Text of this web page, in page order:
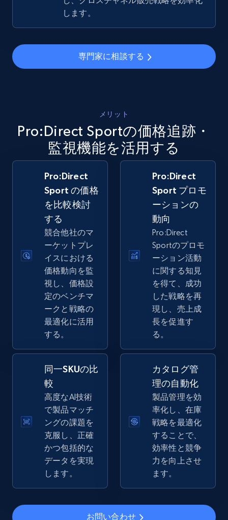
price, Final price, Discount percent, and more.
Amazon sellers info
Seller id, URL, Seller name, Description, Detailed
info, Stars, Feedbacks, Return policy, and more.
URL, Product id, Title, Seller name, Seller rating,
Seller reviews, Breadcrumbs, Root category, and
more.
2.5K+ 359+ 今すぐ始める
eBay - Gather data on products using
URL, Product id, Title, Seller name, Seller rating,
Seller reviews, Breadcrumbs, Root category, and
more.
2.5K+ 359+ 今すぐ始める
eBay - Collect products from shops on eBay
Seller reviews, Breadcrumbs, Root category, and
します。
専門家に相談する
メリット
Pro:Direct Sportの価格追跡・
監視機能を活用する
Pro:Direct
Sport の価格
を比較検討
する
競合他社のマ
ーケットプレ
イスにおける
価格動向を監
視し、価格設
定のベンチマ
ークと戦略の
最適化に活用
する。
Pro:Direct
Sport プロモ
ーションの
動向
Pro:Direct
Sportのプロモ
ーション活動
に関する知見
を得て、成功
した戦略を再
現し、売上成
長を促進す
る。
同一SKUの比
較
高度なAI技術
で製品マッチ
ングの課題を
克服し、正確
かつ包括的な
データを実現
します。
カタログ管
理の自動化
製品管理を効
率化し、在庫
戦略を最適化
することで、
効率性と競争
力を向上させ
ます。
お問い合わせ